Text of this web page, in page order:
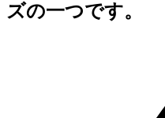
ズの一つです。